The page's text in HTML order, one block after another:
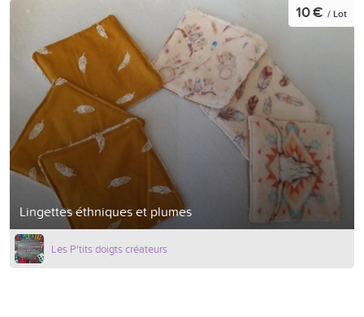
Lingettes éthniques et plumes
10 € / Lot
Les P'tits doigts créateurs